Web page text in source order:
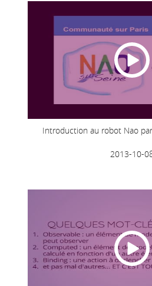
Introduction au robot Nao
2013-10-